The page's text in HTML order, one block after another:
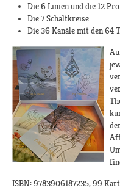
Die 6 Linien und die 12
Die 7 Schaltkreise.
Die 36 Kanäle mit den 64
ISBN: 9783906187235, 99